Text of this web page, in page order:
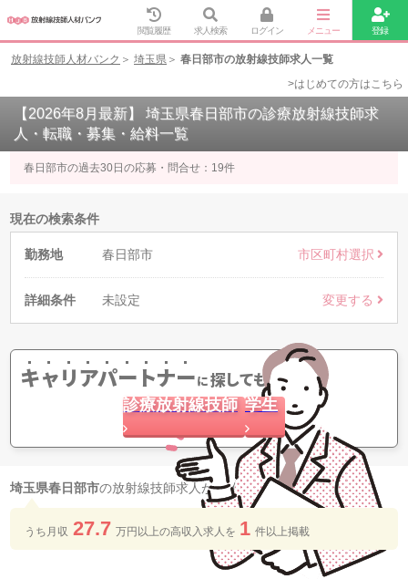
閲覧履歴 求人検索 ログイン メニュー 登録
放射線技師人材バンク 埼玉県
春日部市の放射線技師求人一覧
>はじめての方はこちら
【2026年8月最新】 埼玉県春日部市の診療放射線技師求
人・転職・募集・給料一覧
春日部市の過去30日の応募・問合せ： 19件
現在の検索条件
勤務地 春日部市 市区町村選択
詳細条件 未設定 変更する
キャリアパートナーに探してもらう
診療放射線技師 学生
埼玉県春日部市の放射線技師求人が 9 件 見つかりました
うち月収 27.7 万円以上の​高収入求人を​ 1 件以上​掲載